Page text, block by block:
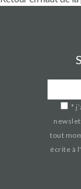
*
tout
écrite à